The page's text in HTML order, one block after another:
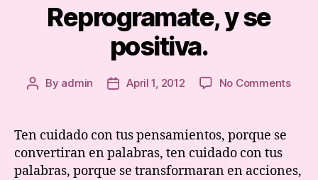
Reprogramate, y se
positiva.
Post
By admin
PostApril 1, 2012 No Commentson
Ten cuidado con tus pensamientos, porque se
convertiran en palabras, ten cuidado con tus
palabras, porque se transformaran en acciones,